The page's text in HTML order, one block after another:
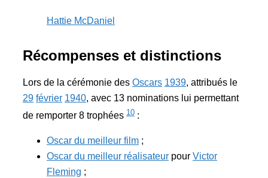
Hattie McDaniel
Récompenses et distinctions
Lors de la cérémonie des Oscars 1939, attribués le
29 février 1940, avec 13 nominations lui permettant
de remporter 8 trophées 10 :
Oscar du meilleur film ;
Oscar du meilleur réalisateur pour Victor
Fleming ;